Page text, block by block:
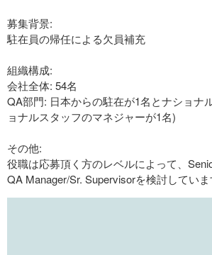
募集背景:
駐在員の帰任による欠員補充
組織構成:
会社全体: 54名
QA部門: 日本からの駐在が1名とナショナ
ョナルスタッフのマネジャーが1名)
その他:
役職は応募頂く方のレベルによって、
QA Manager/Sr. Supervisorを検討していま